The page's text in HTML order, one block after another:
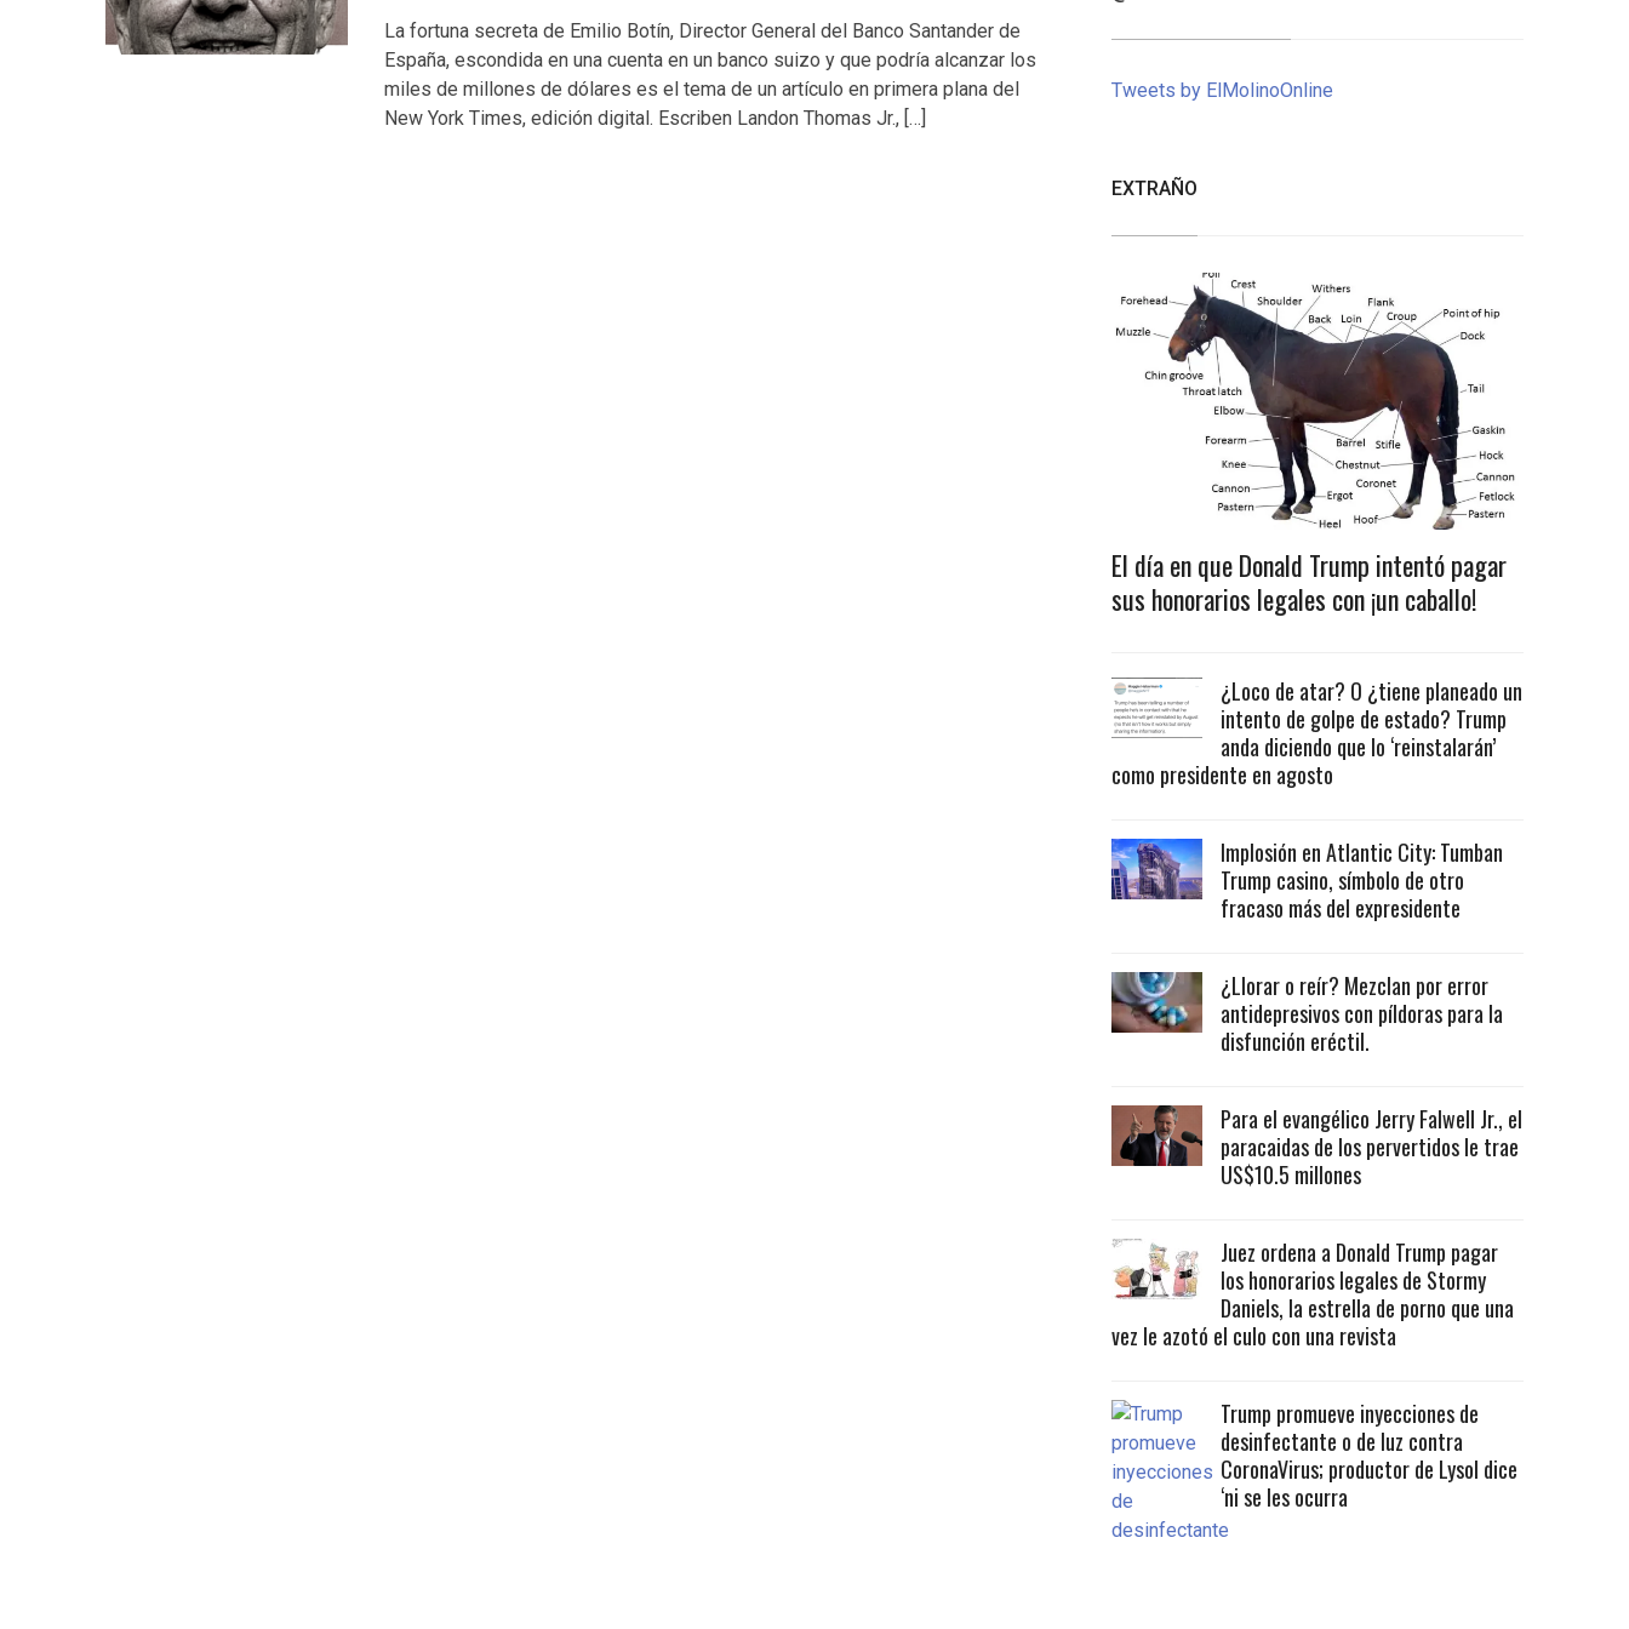
La fortuna secreta de Emilio Botín, Director General del Banco Santander de
España, escondida en una cuenta en un banco suizo y que podría alcanzar los
miles de millones de dólares es el tema de un artículo en primera plana del
New York Times, edición digital. Escriben Landon Thomas Jr., […]
Tweets by ElMolinoOnline
EXTRAÑO
El día en que Donald Trump intentó pagar
sus honorarios legales con ¡un caballo!
¿Loco de atar? O ¿tiene planeado un
intento de golpe de estado? Trump
anda diciendo que lo ‘reinstalarán’
como presidente en agosto
Implosión en Atlantic City: Tumban
Trump casino, símbolo de otro
fracaso más del expresidente
¿Llorar o reír? Mezclan por error
antidepresivos con píldoras para la
disfunción eréctil.
Para el evangélico Jerry Falwell Jr., el
paracaidas de los pervertidos le trae
US$10.5 millones
Juez ordena a Donald Trump pagar
los honorarios legales de Stormy
Daniels, la estrella de porno que una
vez le azotó el culo con una revista
Trump promueve inyecciones de
desinfectante o de luz contra
CoronaVirus; productor de Lysol dice
‘ni se les ocurra